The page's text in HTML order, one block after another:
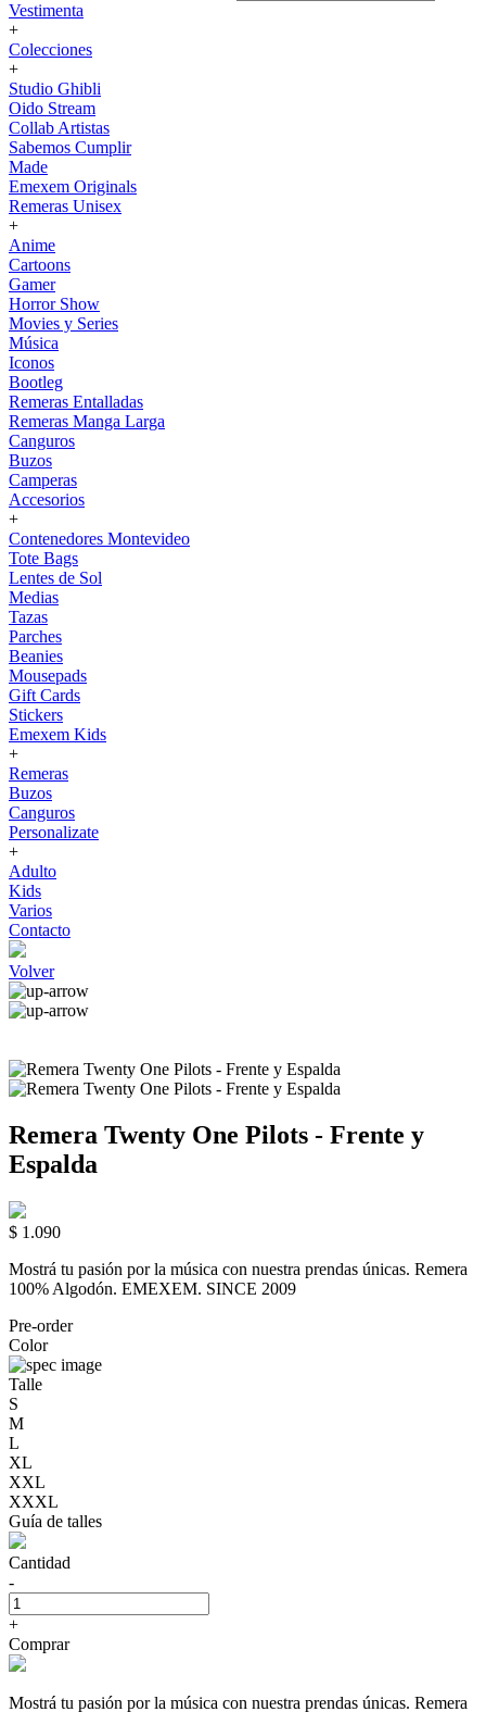
Vestimenta
+
Colecciones
+
Studio Ghibli
Oido Stream
Collab Artistas
Sabemos Cumplir
Made
Emexem Originals
Remeras Unisex
+
Anime
Cartoons
Gamer
Horror Show
Movies y Series
Música
Iconos
Bootleg
Remeras Entalladas
Remeras Manga Larga
Canguros
Buzos
Camperas
Accesorios
+
Contenedores Montevideo
Tote Bags
Lentes de Sol
Medias
Tazas
Parches
Beanies
Mousepads
Gift Cards
Stickers
Emexem Kids
+
Remeras
Buzos
Canguros
Personalizate
+
Adulto
Kids
Varios
Contacto
Volver
Remera Twenty One Pilots - Frente y
Espalda
$ 1.090
Mostrá tu pasión por la música con nuestra prendas únicas. Remera
100% Algodón. EMEXEM. SINCE 2009
Pre-order
Color
Talle
S
M
L
XL
XXL
XXXL
Guía de talles
Cantidad
-
+
Comprar
Mostrá tu pasión por la música con nuestra prendas únicas. Remera